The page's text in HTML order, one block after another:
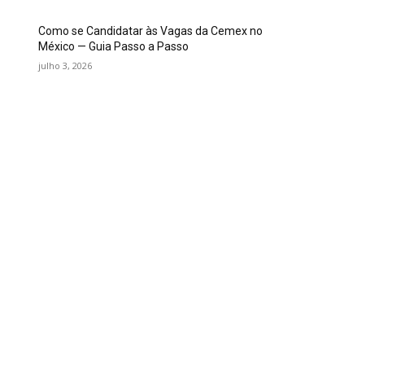
Como se Candidatar às Vagas da Cemex no
México — Guia Passo a Passo
julho 3, 2026